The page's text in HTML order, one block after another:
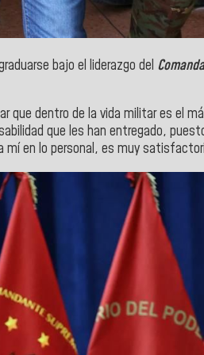
bajo el liderazgo del
que dentro de la vida militar es el
que les han entregado,
mí en lo personal, es muy